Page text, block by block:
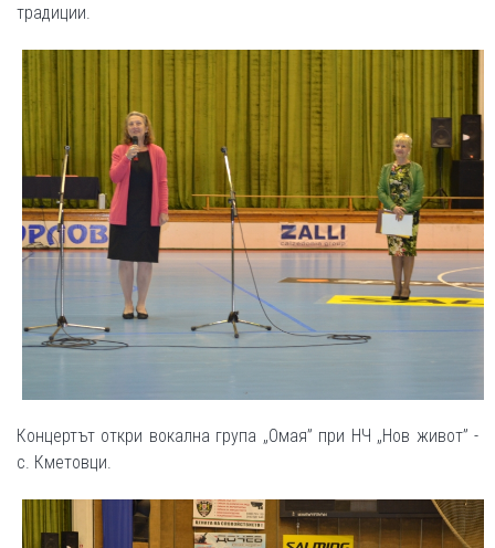
традиции.
Концертът откри вокална група „Омая” при НЧ „Нов живот” -
с. Кметовци.